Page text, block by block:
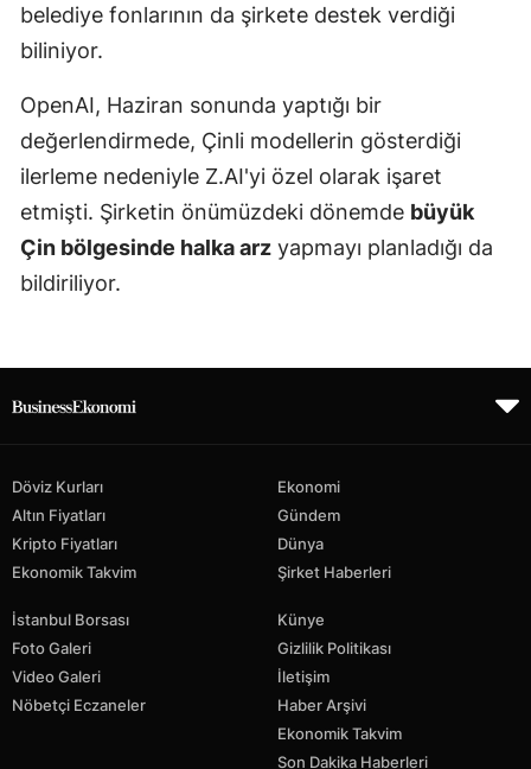
belediye fonlarının da şirkete destek verdiği
biliniyor.
OpenAI, Haziran sonunda yaptığı bir
değerlendirmede, Çinli modellerin gösterdiği
ilerleme nedeniyle Z.AI'yi özel olarak işaret
etmişti. Şirketin önümüzdeki dönemde büyük
Çin bölgesinde halka arz yapmayı planladığı da
bildiriliyor.
Döviz Kurları
Altın Fiyatları
Kripto Fiyatları
Ekonomik Takvim
Ekonomi
Gündem
Dünya
Şirket Haberleri
İstanbul Borsası
Foto Galeri
Video Galeri
Nöbetçi Eczaneler
Künye
Gizlilik Politikası
İletişim
Haber Arşivi
Ekonomik Takvim
Son Dakika Haberleri